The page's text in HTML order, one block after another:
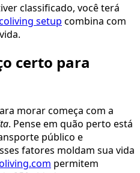
classificado, você terá
setup combina com
certo para
morar começa com a
. Pense em quão perto está
público e
fatores moldam sua vida
permitem